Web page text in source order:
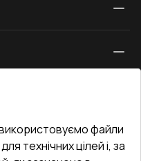
файли
технічних цілей і, за